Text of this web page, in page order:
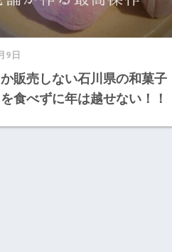
9日
販売しない石川県の和菓子
を食べずに年は越せない！！